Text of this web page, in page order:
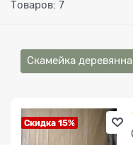
Товаров: 7
Скамейка
Скидка 15%